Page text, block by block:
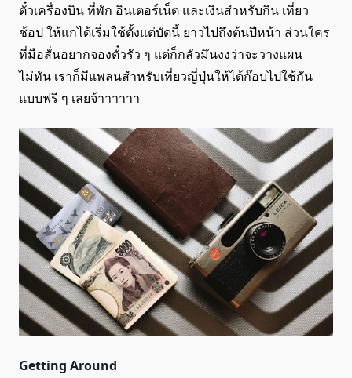
ตั๋วเครื่องบิน ที่พัก อินเตอร์เน็ต และเงินสำหรับกิน เที่ยว
ช้อป ให้แกได้เริ่มใช้ตั้งแต่บัดนี้ ยาวไปถึงต้นปีหน้า ส่วนใคร
ที่มือสั่นอยากจองตั๋วรัว ๆ แต่ก็กลัวมึนงงว่าจะวางแผน
ไม่ทัน เราก็มีแพลนสำหรับเที่ยวญี่ปุ่นให้ได้ก๊อบไปใช้กัน
แบบฟรี ๆ เลยจ้าาาาาา
Getting Around